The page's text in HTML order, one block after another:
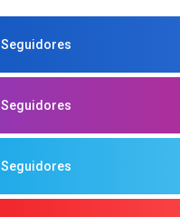
Seguidores
Seguidores
Seguidores